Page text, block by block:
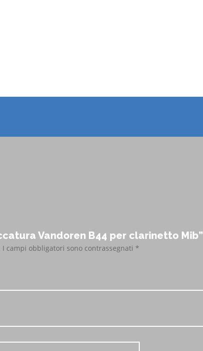
Vandoren B44 per clarinetto Mib”
I campi obbligatori sono contrassegnati*